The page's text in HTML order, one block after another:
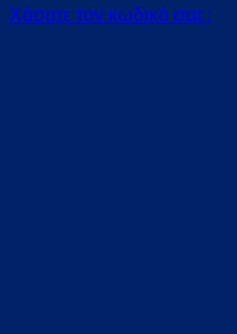
Χάσατε τον κωδικό σας;